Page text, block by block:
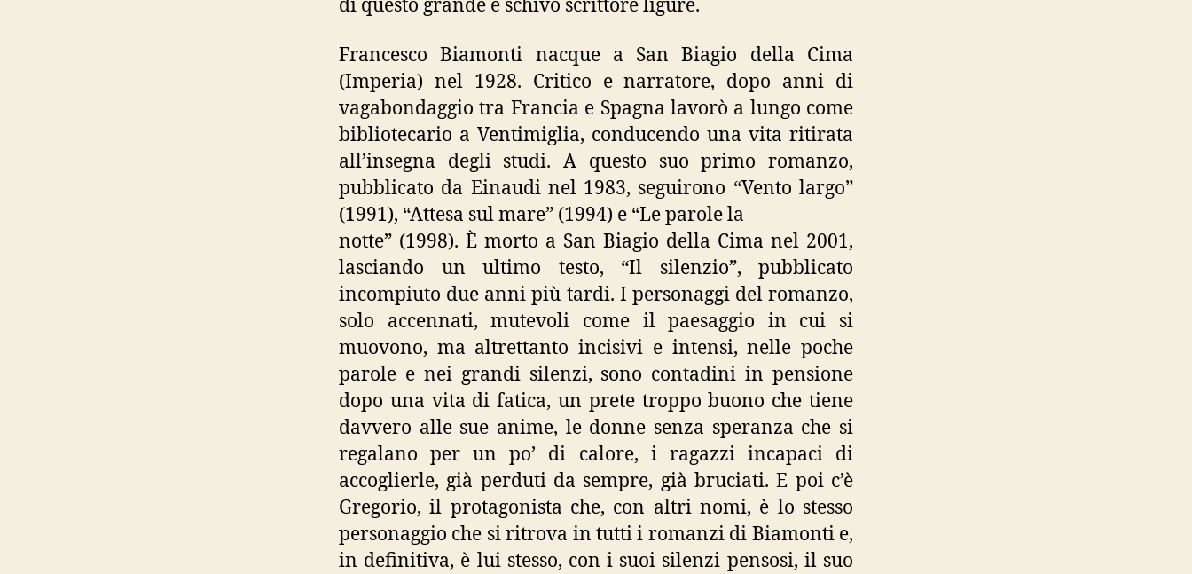
di questo grande e schivo scrittore ligure.
Francesco Biamonti nacque a San Biagio della Cima
(Imperia) nel 1928. Critico e narratore, dopo anni di
vagabondaggio tra Francia e Spagna lavorò a lungo come
bibliotecario a Ventimiglia, conducendo una vita ritirata
all’insegna degli studi. A questo suo primo romanzo,
pubblicato da Einaudi nel 1983, seguirono “Vento largo”
(1991), “Attesa sul mare” (1994) e “Le parole la
notte” (1998). È morto a San Biagio della Cima nel 2001,
lasciando un ultimo testo, “Il silenzio”, pubblicato
incompiuto due anni più tardi. I personaggi del romanzo,
solo accennati, mutevoli come il paesaggio in cui si
muovono, ma altrettanto incisivi e intensi, nelle poche
parole e nei grandi silenzi, sono contadini in pensione
dopo una vita di fatica, un prete troppo buono che tiene
davvero alle sue anime, le donne senza speranza che si
regalano per un po’ di calore, i ragazzi incapaci di
accoglierle, già perduti da sempre, già bruciati. E poi c’è
Gregorio, il protagonista che, con altri nomi, è lo stesso
personaggio che si ritrova in tutti i romanzi di Biamonti e,
in definitiva, è lui stesso, con i suoi silenzi pensosi, il suo